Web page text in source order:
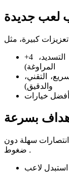
لعب جديدة
كبيرة، مثل
+4 إلى +6 في الإحصائيات الرئيسية (السرعة، التسديد،
التقني،
بسرعة
سهلة دون
ضغوط .